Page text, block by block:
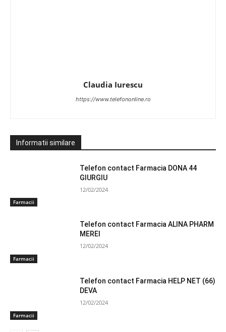
Claudia Iurescu
https://www.telefononline.ro
Informatii similare
Farmacii
Telefon contact Farmacia DONA 44
GIURGIU
12/02/2024
Farmacii
Telefon contact Farmacia ALINA PHARM
MEREI
12/02/2024
Farmacii
Telefon contact Farmacia HELP NET (66)
DEVA
12/02/2024